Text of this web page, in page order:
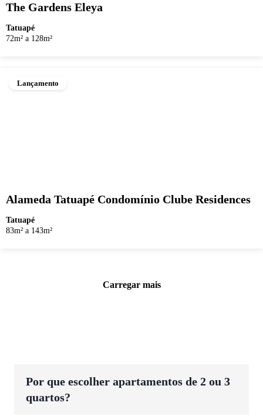
The Gardens Eleya
Tatuapé
72m² a 128m²
Lançamento
Alameda Tatuapé Condomínio Clube Residences
Tatuapé
83m² a 143m²
Carregar mais
Por que escolher apartamentos de 2 ou 3
quartos?